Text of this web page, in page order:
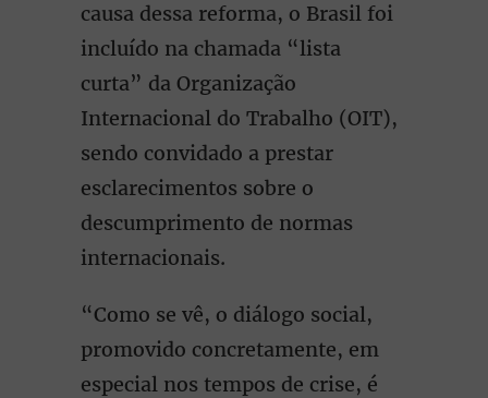
causa dessa reforma, o Brasil foi
incluído na chamada “lista
curta” da Organização
Internacional do Trabalho (OIT),
sendo convidado a prestar
esclarecimentos sobre o
descumprimento de normas
internacionais.
“Como se vê, o diálogo social,
promovido concretamente, em
especial nos tempos de crise, é